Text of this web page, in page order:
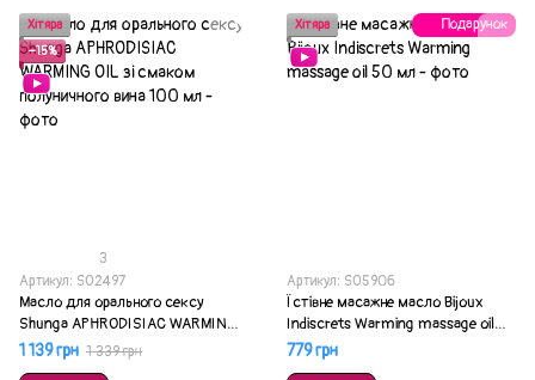
Хітяра
−15%
3
Артикул: SO2497
Масло для орального сексу
Shunga APHRODISIAC WARMING
OIL зі смаком полуничного вина
1 139 грн 1 339 грн
Подарунок
Хітяра
Артикул: SO5906
Їстівне масажне масло Bijoux
Indiscrets Warming massage oil
50 мл
779 грн